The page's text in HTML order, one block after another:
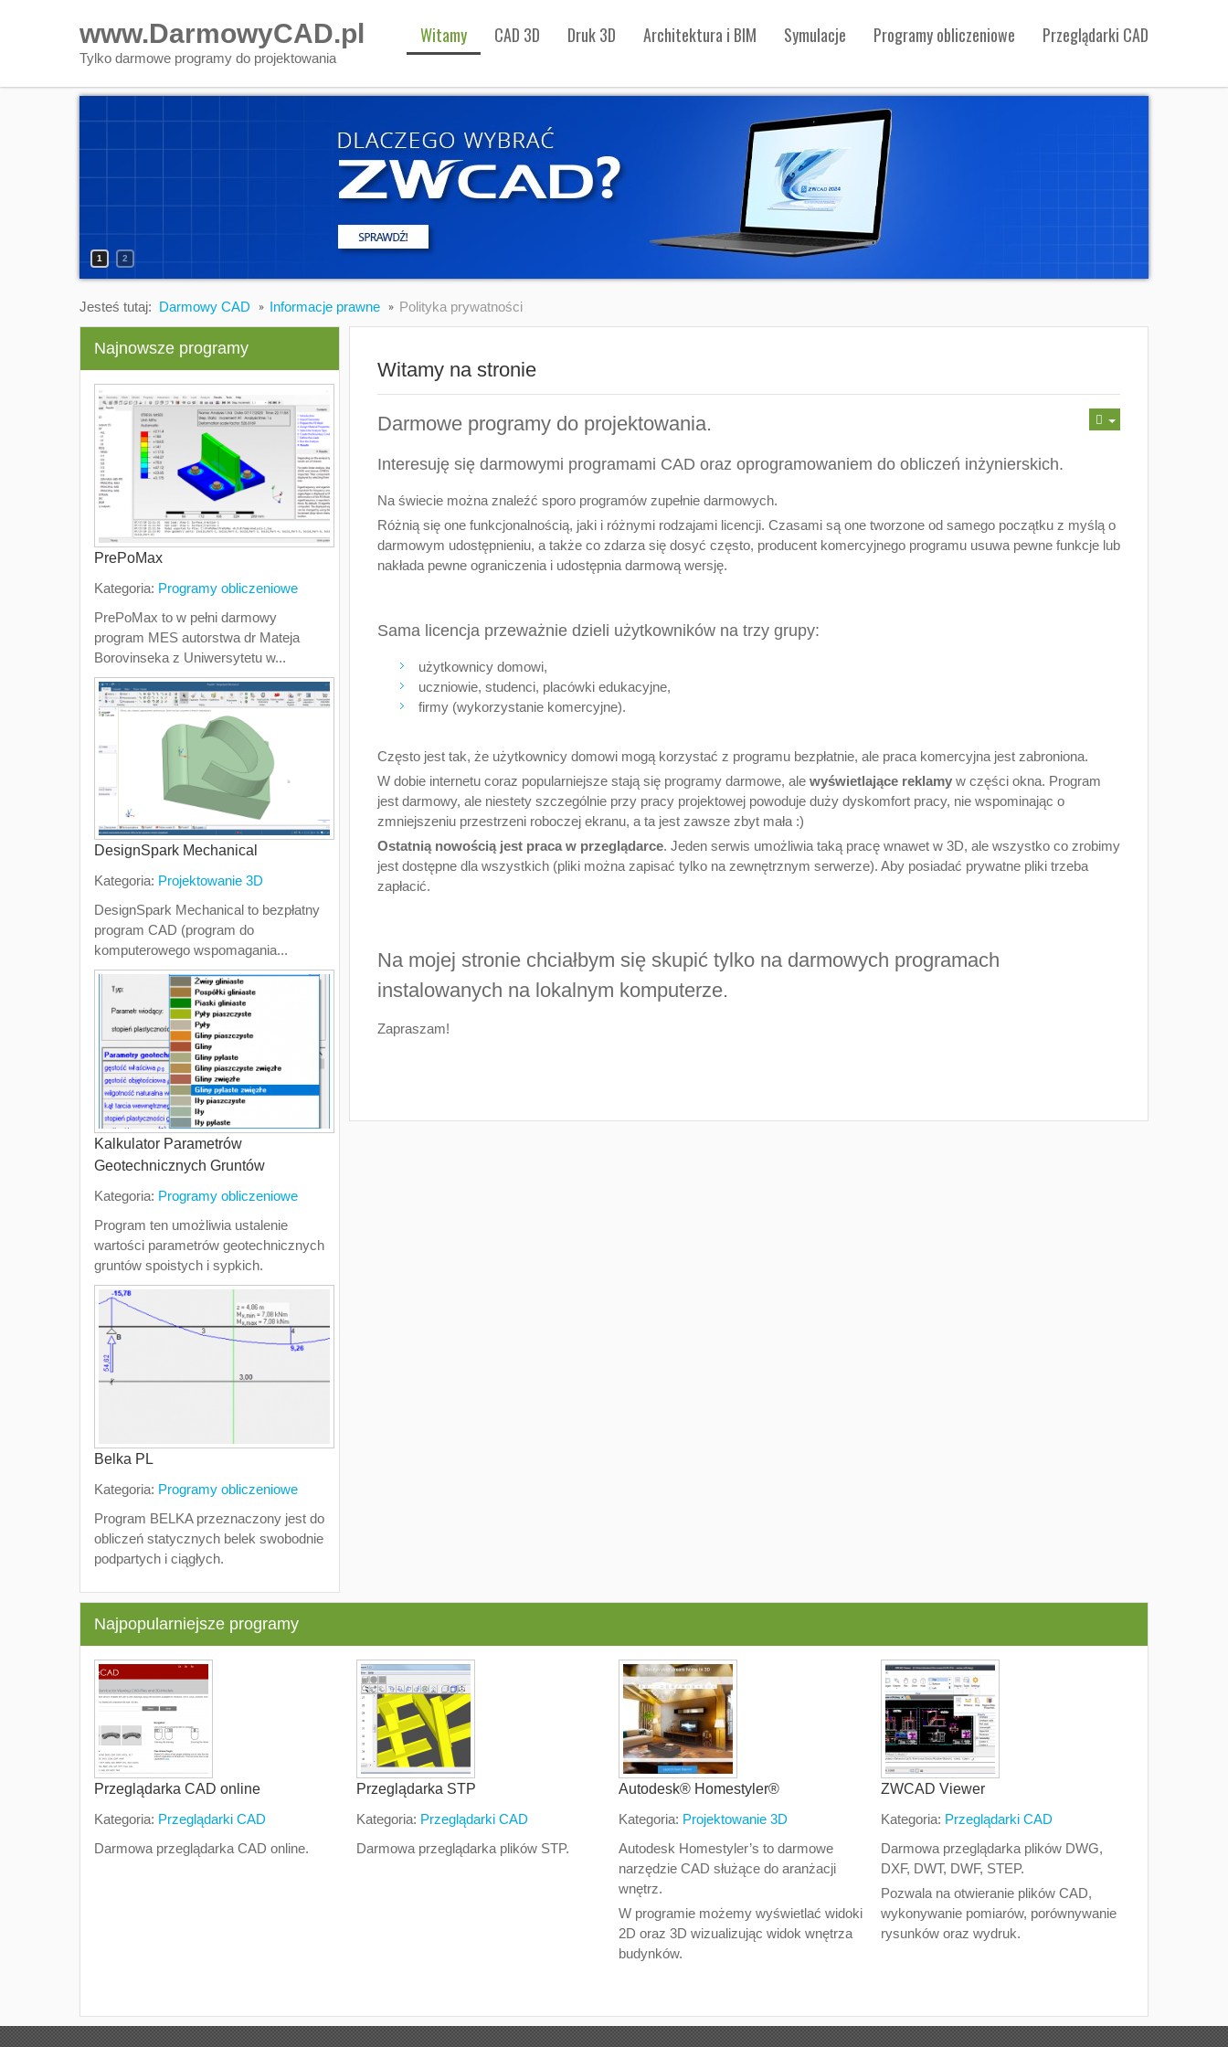
www.DarmowyCAD.pl
Tylko darmowe programy do projektowania
Witamy CAD 3D Druk 3D Architektura i BIM Symulacje Programy obliczeniowe Przeglądarki CAD
1 2
Jesteś tutaj: Darmowy CAD Informacje prawne Polityka prywatności
Witamy na stronie
Darmowe programy do projektowania.
Interesuję się darmowymi programami CAD oraz oprogramowaniem do obliczeń inżynierskich.
Na świecie można znaleźć sporo programów zupełnie darmowych.
Różnią się one funkcjonalnością, jaki i różnymi rodzajami licencji. Czasami są one tworzone od samego początku z myślą o
darmowym udostępnieniu, a także co zdarza się dosyć często, producent komercyjnego programu usuwa pewne funkcje lub
nakłada pewne ograniczenia i udostępnia darmową wersję.
Sama licencja przeważnie dzieli użytkowników na trzy grupy:
użytkownicy domowi,
uczniowie, studenci, placówki edukacyjne,
firmy (wykorzystanie komercyjne).
Często jest tak, że użytkownicy domowi mogą korzystać z programu bezpłatnie, ale praca komercyjna jest zabroniona.
W dobie internetu coraz popularniejsze stają się programy darmowe, ale wyświetlające reklamy w części okna. Program
jest darmowy, ale niestety szczególnie przy pracy projektowej powoduje duży dyskomfort pracy, nie wspominając o
zmniejszeniu przestrzeni roboczej ekranu, a ta jest zawsze zbyt mała :)
Ostatnią nowością jest praca w przeglądarce. Jeden serwis umożliwia taką pracę wnawet w 3D, ale wszystko co zrobimy
jest dostępne dla wszystkich (pliki można zapisać tylko na zewnętrznym serwerze). Aby posiadać prywatne pliki trzeba
zapłacić.
Na mojej stronie chciałbym się skupić tylko na darmowych programach
instalowanych na lokalnym komputerze.
Zapraszam!
Najnowsze programy
PrePoMax
Kategoria: Programy obliczeniowe
PrePoMax to w pełni darmowy
program MES autorstwa dr Mateja
Borovinseka z Uniwersytetu w...
DesignSpark Mechanical
Kategoria: Projektowanie 3D
DesignSpark Mechanical to bezpłatny
program CAD (program do
komputerowego wspomagania...
Kalkulator Parametrów
Geotechnicznych Gruntów
Kategoria: Programy obliczeniowe
Program ten umożliwia ustalenie
wartości parametrów geotechnicznych
gruntów spoistych i sypkich.
Belka PL
Kategoria: Programy obliczeniowe
Program BELKA przeznaczony jest do
obliczeń statycznych belek swobodnie
podpartych i ciągłych.
Najpopularniejsze programy
Przeglądarka CAD online
Kategoria: Przeglądarki CAD
Darmowa przeglądarka CAD online.
Przeglądarka STP
Kategoria: Przeglądarki CAD
Darmowa przeglądarka plików STP.
Autodesk® Homestyler®
Kategoria: Projektowanie 3D
Autodesk Homestyler’s to darmowe
narzędzie CAD służące do aranżacji
wnętrz.
W programie możemy wyświetlać widoki
2D oraz 3D wizualizując widok wnętrza
budynków.
ZWCAD Viewer
Kategoria: Przeglądarki CAD
Darmowa przeglądarka plików DWG,
DXF, DWT, DWF, STEP.
Pozwala na otwieranie plików CAD,
wykonywanie pomiarów, porównywanie
rysunków oraz wydruk.